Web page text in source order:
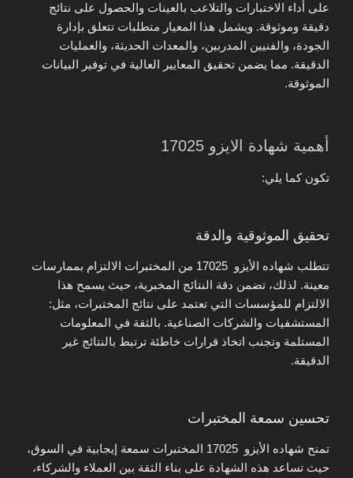
على أداء الاختبارات والتلاعب بالعينات والحصول على نتائج
دقيقة وموثوقة. ويشمل هذا المعيار متطلبات تتعلق بإدارة
الجودة، والفنيين المدربين، والمعدات الحديثة، والعمليات
الدقيقة. مما يضمن تحقيق المعايير العالية في توفير البيانات
الموثوقة.
أهمية شهادة الايزو 17025
تكون كما يلي:
تحقيق الموثوقية والدقة
تتطلب شهاده الأيزو 17025 من المختبرات الالتزام بممارسات
معينة. لذلك، تضمن دقة النتائج المخبرية، حيث يسمح هذا
الالتزام للمؤسسات التي تعتمد على نتائج المختبرات، مثل:
المستشفيات والشركات الصناعية. بالثقة في المعلومات
المستلمة وتجنب اتخاذ قرارات خاطئة ترتبط بالنتائج غير
الدقيقة.
تحسين سمعة المختبرات
تمنح شهاده الأيزو 17025 المختبرات سمعة إيجابية في السوق،
حيث تساعد هذه الشهادة على بناء الثقة بين العملاء والشركاء،